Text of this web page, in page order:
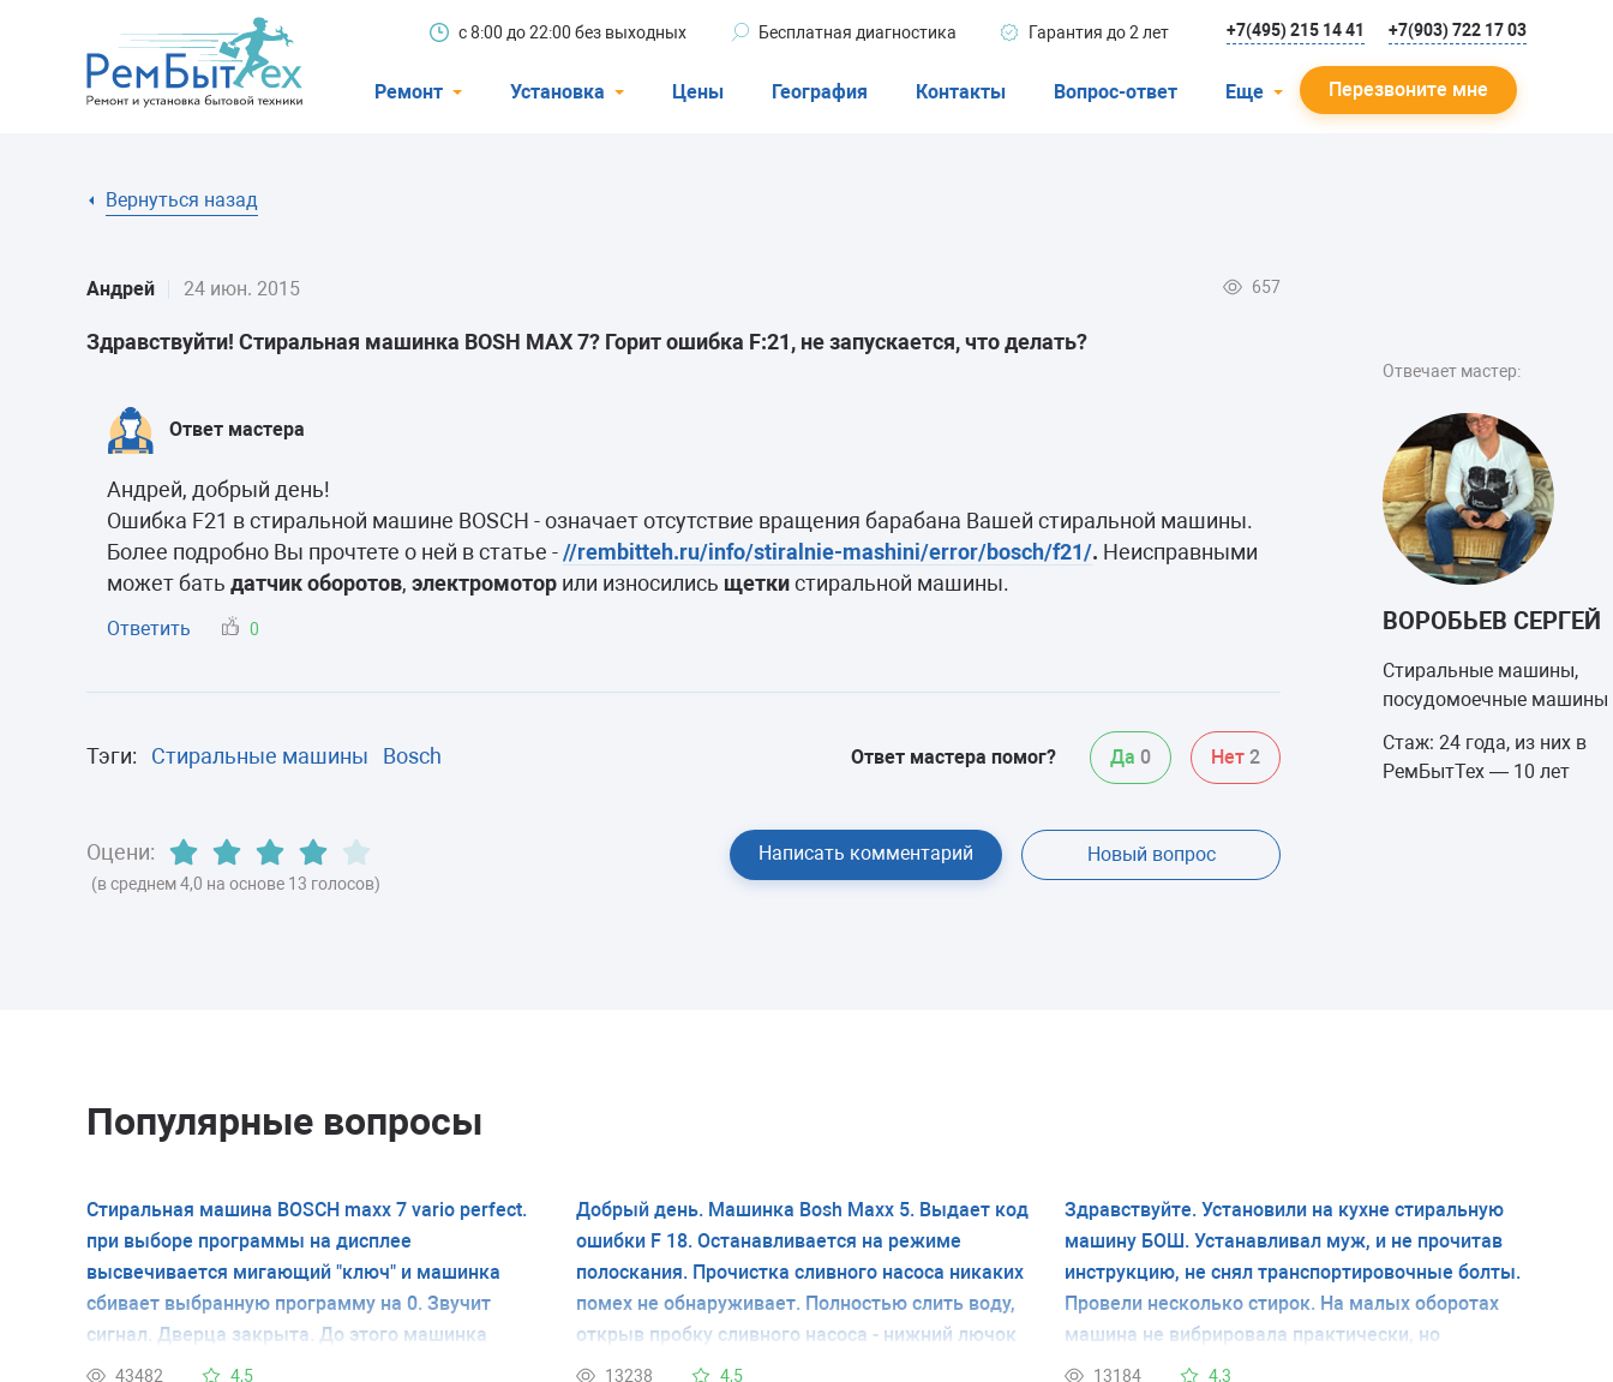
с 8:00 до 22:00 без выходных Бесплатная диагностика Гарантия до 2 лет +7(495) 215 14 41 +7(903) 722 17 03
Ремонт
Кондиционеры
Морозильные камеры
Сушильные машины
Установка Цены География Контакты Вопрос-ответ Еще
Мастера
Перезвоните мне
Вернуться назад
Андрей 24 июн. 2015 657
Здравствуйти! Стиральная машинка BOSH MAX 7? Горит ошибка F:21, не запускается, что делать?
Отвечает мастер:
ВОРОБЬЕВ СЕРГЕЙ
Стиральные машины,
посудомоечные машины
Стаж: 24 года, из них в
РемБытТех — 10 лет
Ответ мастера
Андрей, добрый день!
Ошибка F21 в стиральной машине BOSCH - означает отсутствие вращения барабана Вашей стиральной машины.
Более подробно Вы прочтете о ней в статье -//rembitteh.ru/info/stiralnie-mashini/error/bosch/f21/. Неисправными
может бать датчик оборотов, электромотор или износились щеткистиральной машины.
Ответить 0
Тэги: Стиральные машины Bosch Ответ мастера помог? Да 0 Нет 2
Оцени:
(в среднем 4,0 на основе 13 голосов)
Написать комментарий Новый вопрос
Популярные вопросы
Стиральная машина BOSCH maxx 7 vario perfect.
при выборе программы на дисплее
высвечивается мигающий "ключ" и машинка
сбивает выбранную программу на 0. Звучит
сигнал. Дверца закрыта. До этого машинка
работала хорошо. У меня нет инструкции и я не
43482 4,5
Добрый день. Машинка Bosh Maxx 5. Выдает код
ошибки F 18. Останавливается на режиме
полоскания. Прочистка сливного насоса никаких
помех не обнаруживает. Полностью слить воду,
открыв пробку сливного насоса - нижний лючок
справа на передней панели - дает возможность
13238 4,5
Здравствуйте. Установили на кухне стиральную
машину БОШ. Устанавливал муж, и не прочитав
инструкцию, не снял транспортировочные болты.
Провели несколько стирок. На малых оборотах
машина не вибрировала практически, но
несколько раз стирала на больших оборотах
13184 4,3